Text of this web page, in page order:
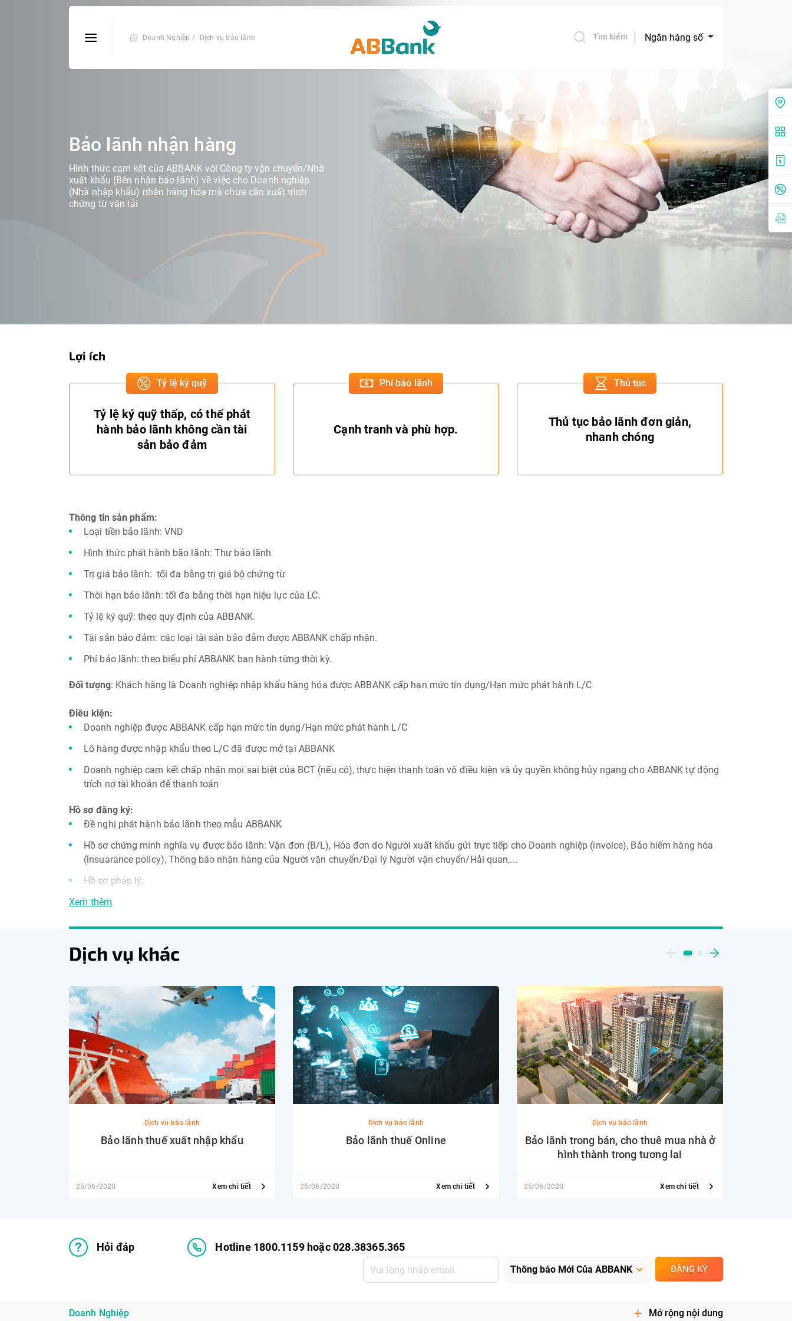
Doanh Nghiệp / Dịch vụ bảo lãnh Tìm kiếm Ngân hàng số
Bảo lãnh nhận hàng
Hình thức cam kết của ABBANK với Công ty vận chuyển/Nhà
xuất khẩu (Bên nhận bảo lãnh) về việc cho Doanh nghiệp
(Nhà nhập khẩu) nhận hàng hóa mà chưa cần xuất trình
chứng từ vận tải
Lợi ích
Tỷ lệ ký quỹ
Tỷ lệ ký quỹ thấp, có thể phát
hành bảo lãnh không cần tài
sản bảo đảm
Phí bảo lãnh
Cạnh tranh và phù hợp.
Thủ tục
Thủ tục bảo lãnh đơn giản,
nhanh chóng
Thông tin sản phẩm:
Loại tiền bảo lãnh: VND
Hình thức phát hành bão lãnh: Thư bảo lãnh
Trị giá bảo lãnh: tối đa bằng trị giá bộ chứng từ
Thời hạn bảo lãnh: tối đa bằng thời hạn hiệu lực của LC.
Tỷ lệ ký quỹ: theo quy định của ABBANK.
Tài sản bảo đảm: các loại tài sản bảo đảm được ABBANK chấp nhận.
Phí bảo lãnh: theo biểu phí ABBANK ban hành từng thời kỳ.
Đối tượng: Khách hàng là Doanh nghiệp nhập khẩu hàng hóa được ABBANK cấp hạn mức tín dụng/Hạn mức phát hành L/C
Điều kiện:
Doanh nghiệp được ABBANK cấp hạn mức tín dụng/Hạn mức phát hành L/C
Lô hàng được nhập khẩu theo L/C đã được mở tại ABBANK
Doanh nghiệp cam kết chấp nhận mọi sai biệt của BCT (nếu có), thực hiện thanh toán vô điều kiện và ủy quyền không hủy ngang cho ABBANK tự động
trích nợ tài khoản để thanh toán
Hồ sơ đăng ký:
Đề nghị phát hành bảo lãnh theo mẫu ABBANK
Hồ sơ chứng minh nghĩa vụ được bảo lãnh: Vận đơn (B/L), Hóa đơn do Người xuất khẩu gửi trực tiếp cho Doanh nghiệp (invoice), Bảo hiểm hàng hóa
(insuarance policy), Thông báo nhận hàng của Người vận chuyển/Đại lý Người vận chuyển/Hải quan,...
Hồ sơ pháp lý;
Hồ sơ tài chính;
Các hồ sơ khác có liên quan (nếu có).
Các hồ sơ khác theo quy định ABBANK
Xem thêm
Dịch vụ khác
Dịch vụ bảo lãnh
Bảo lãnh thuế xuất nhập khẩu
25/06/2020 Xem chi tiết
Dịch vụ bảo lãnh
Bảo lãnh thuế Online
25/06/2020 Xem chi tiết
Dịch vụ bảo lãnh
Bảo lãnh trong bán, cho thuê mua nhà ở
hình thành trong tương lai
25/06/2020 Xem chi tiết
Hỏi đáp Hotline 1800.1159 hoặc 028.38365.365
ĐĂNG KÝ
Doanh Nghiệp Mở rộng nội dung